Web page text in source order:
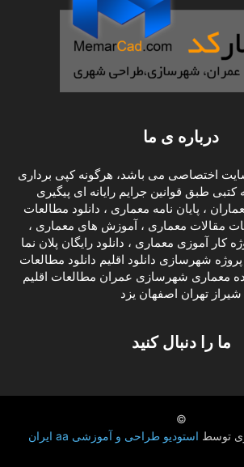
درباره ی ما
اختصاصی می باشد، هرگونه کپی برداری
طبق قوانین جرایم رایانه ای پیگیری
، پایان نامه معماری ، دانلود مطالعات
مقالات معماری ، آموزش های معماری ،
کار آموزی معماری ، دانلود رایگان پلان نما
شهرسازی دانلود اقلیم دانلود مطالعات
معماری شهرسازی عمران مطالعات اقلیم
شیراز تهران اصفهان یزد
ما را دنبال کنید
©
توسط استودیو طراحی و آموزشی aa ایران